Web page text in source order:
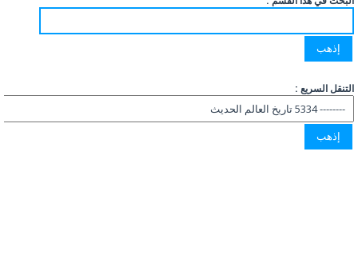
التنقل السريع :